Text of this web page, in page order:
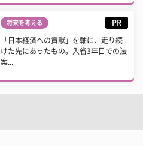
将来を考える PR
「日本経済への貢献」を軸に、走り続
けた先にあったもの。入省3年目での法
案...